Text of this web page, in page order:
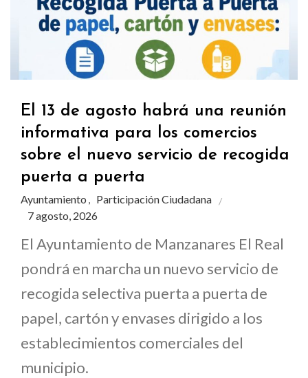
El 13 de agosto habrá una reunión
informativa para los comercios
sobre el nuevo servicio de recogida
puerta a puerta
Ayuntamiento , Participación Ciudadana
7 agosto, 2026
El Ayuntamiento de Manzanares El Real
pondrá en marcha un nuevo servicio de
recogida selectiva puerta a puerta de
papel, cartón y envases dirigido a los
establecimientos comerciales del
municipio.